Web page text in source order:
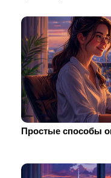
Простые способы